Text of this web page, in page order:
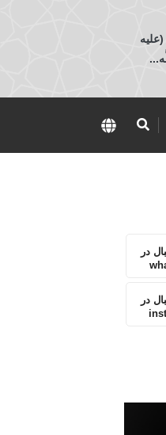
در
در